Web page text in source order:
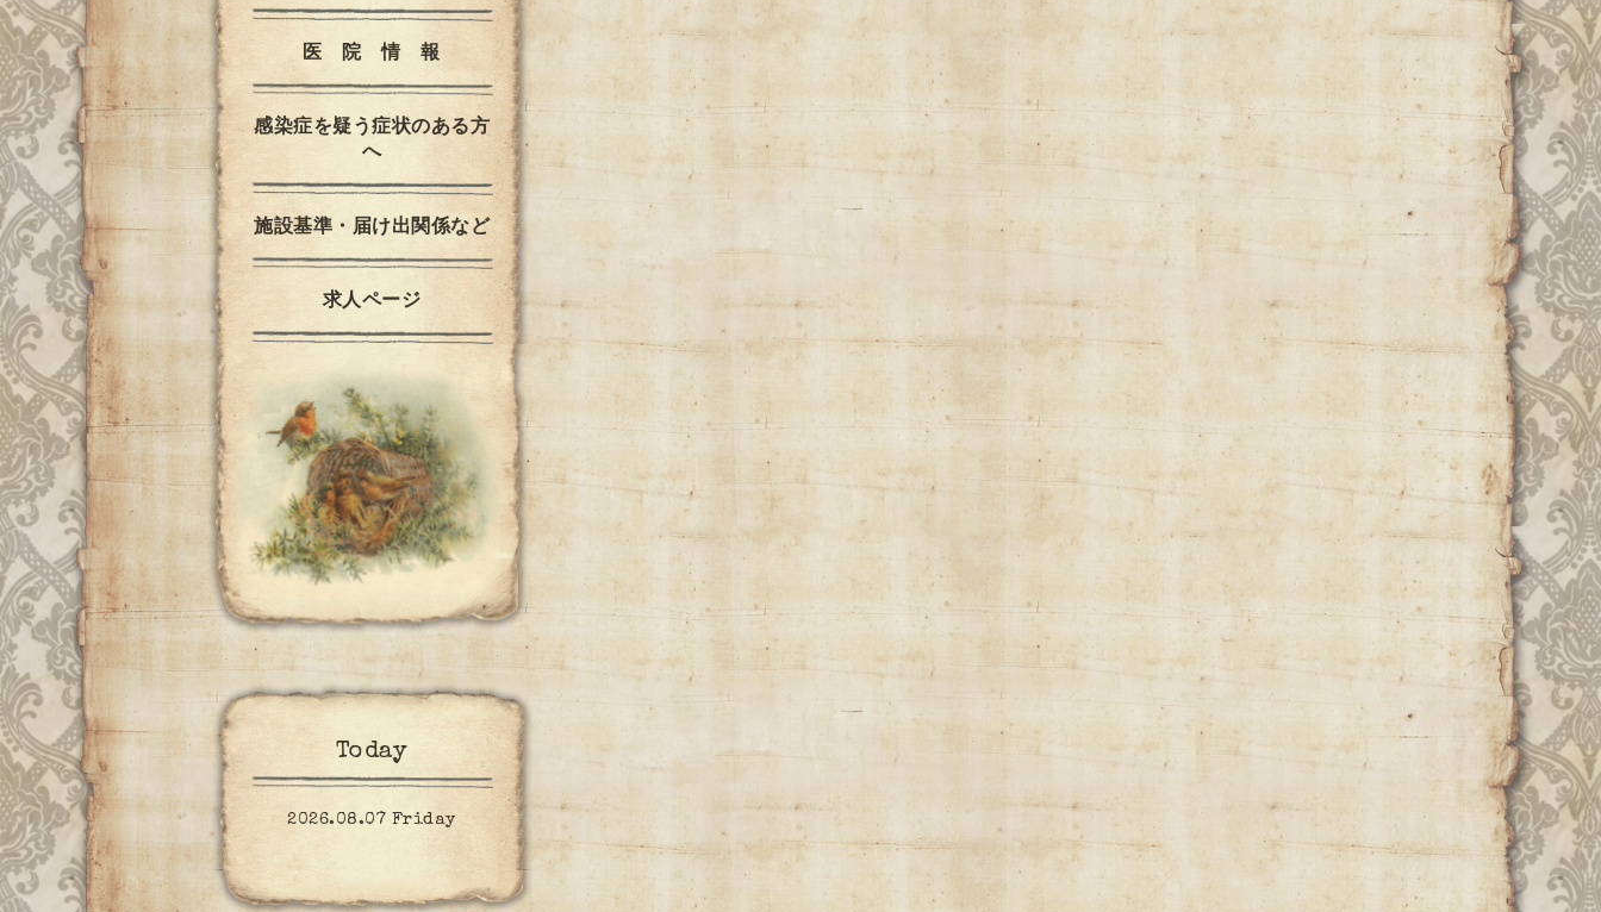
医 院 情 報
感染症を疑う症状のある方
へ
施設基準・届け出関係など
求人ページ
Today
2026.08.07 Friday